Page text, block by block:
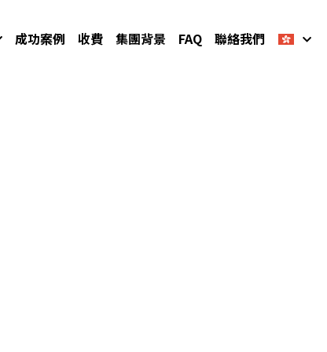
成功案例 收費 集團背景 FAQ 聯絡我們